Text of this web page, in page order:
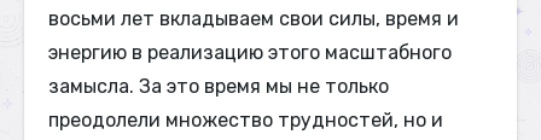
восьми лет вкладываем свои силы, время и
энергию в реализацию этого масштабного
замысла. За это время мы не только
преодолели множество трудностей, но и